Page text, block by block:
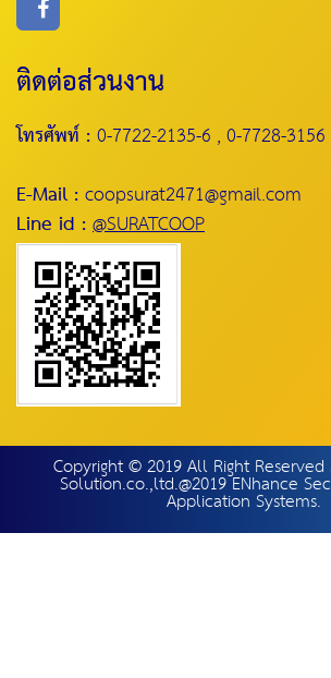
ติดต่อส่วนงาน
โทรศัพท์ :0-7722-2135-6 , 0-7728-3156
E-Mail :coopsurat2471@gmail.com
Line id :@SURATCOOP
Copyright © 2019 All Right Reserved
Solution.co.,ltd.@2019 ENhance
Application Systems.